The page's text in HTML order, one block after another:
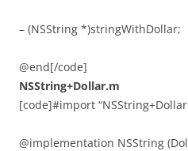
– (NSString *)stringWithDollar;
@end[/code]
NSString+Dollar.m
[code]#import
@implementation NSString